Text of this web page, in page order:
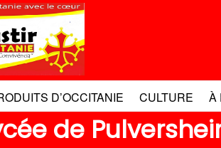
D’OCCITANIE CULTURE À
de